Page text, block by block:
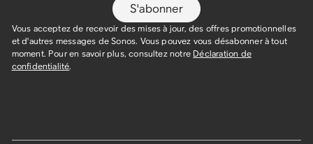
S'abonner
Vous acceptez de recevoir des mises à jour, des offres promotionnelles
et d'autres messages de Sonos. Vous pouvez vous désabonner à tout
moment. Pour en savoir plus, consultez notre Déclaration de
confidentialité.